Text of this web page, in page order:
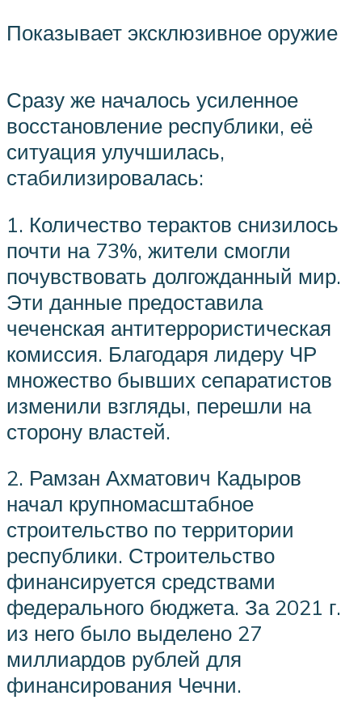
Показывает эксклюзивное оружие
Сразу же началось усиленное
восстановление республики, её
ситуация улучшилась,
стабилизировалась:
1. Количество терактов снизилось
почти на 73%, жители смогли
почувствовать долгожданный мир.
Эти данные предоставила
чеченская антитеррористическая
комиссия. Благодаря лидеру ЧР
множество бывших сепаратистов
изменили взгляды, перешли на
сторону властей.
2. Рамзан Ахматович Кадыров
начал крупномасштабное
строительство по территории
республики. Строительство
финансируется средствами
федерального бюджета. За 2021 г.
из него было выделено 27
миллиардов рублей для
финансирования Чечни.